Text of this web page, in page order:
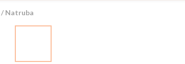
/Natruba